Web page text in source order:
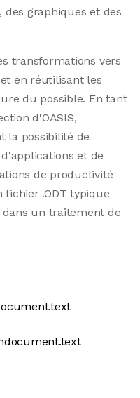
graphiques et des
transformations vers
en réutilisant les
du possible. En tant
d'OASIS,
la possibilité de
et de
de productivité
.ODT typique
un traitement de